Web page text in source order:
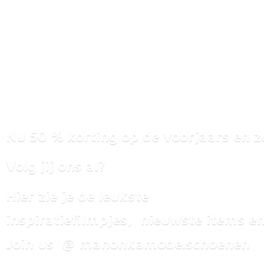
Nu 50 % korting op de voorjaars en
Volg jij ons al?
Hier zie je de leukste
inspiratiefilmpjes, nieuwste items
Join us @ manonkamode.schoenen